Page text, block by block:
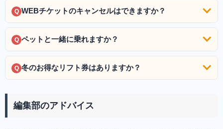
Q WEBチケットのキャンセルはできますか？
Q ペットと一緒に乗れますか？
Q 冬のお得なリフト券はありますか？
編集部のアドバイス